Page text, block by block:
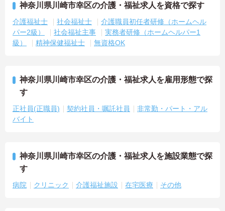
神奈川県川崎市幸区の介護・福祉求人を資格で探す
介護福祉士 社会福祉士
介護職員初任者研修（ホームヘル
パー2級）
社会福祉主事
実務者研修（ホームヘルパー1
級）
精神保健福祉士 無資格OK
神奈川県川崎市幸区の介護・福祉求人を雇用形態で探
す
正社員(正職員) 契約社員・嘱託社員
非常勤・パート・アル
バイト
神奈川県川崎市幸区の介護・福祉求人を施設業態で探
す
病院 クリニック 介護福祉施設 在宅医療 その他